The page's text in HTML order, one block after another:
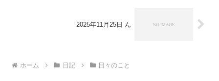
2025年11月25日 ん
ホーム 日記 日々のこと